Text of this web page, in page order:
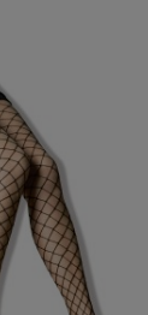
do koszyka